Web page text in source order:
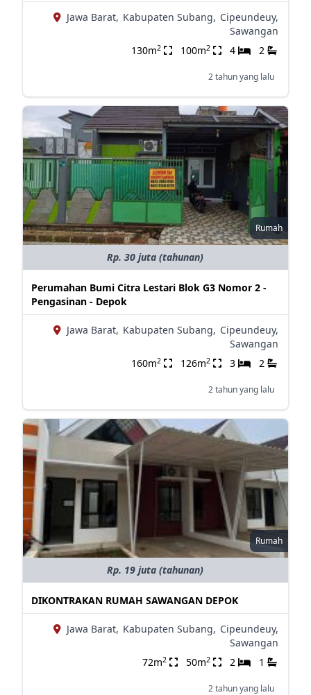
Jawa Barat, Kabupaten Subang, Cipeundeuy,
Sawangan
130m2 100m2 4 2
2 tahun yang lalu
Rumah
Rp. 30 juta (tahunan)
Perumahan Bumi Citra Lestari Blok G3 Nomor 2 -
Pengasinan - Depok
Jawa Barat, Kabupaten Subang, Cipeundeuy,
Sawangan
160m2 126m2 3 2
2 tahun yang lalu
Rumah
Rp. 19 juta (tahunan)
DIKONTRAKAN RUMAH SAWANGAN DEPOK
Jawa Barat, Kabupaten Subang, Cipeundeuy,
Sawangan
72m2 50m2 2 1
2 tahun yang lalu